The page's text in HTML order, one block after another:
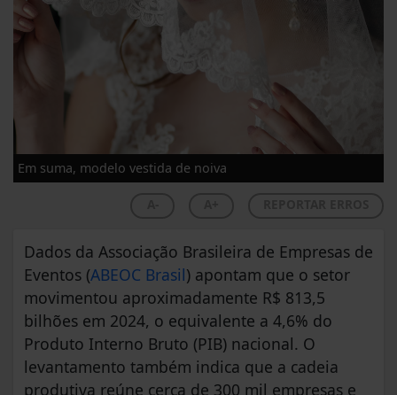
Em suma, modelo vestida de noiva
Dados da Associação Brasileira de Empresas de
Eventos (ABEOC Brasil) apontam que o setor
movimentou aproximadamente R$ 813,5
bilhões em 2024, o equivalente a 4,6% do
Produto Interno Bruto (PIB) nacional. O
levantamento também indica que a cadeia
produtiva reúne cerca de 300 mil empresas e